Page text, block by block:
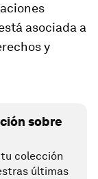
asociada a
y
sobre
colección
últimas